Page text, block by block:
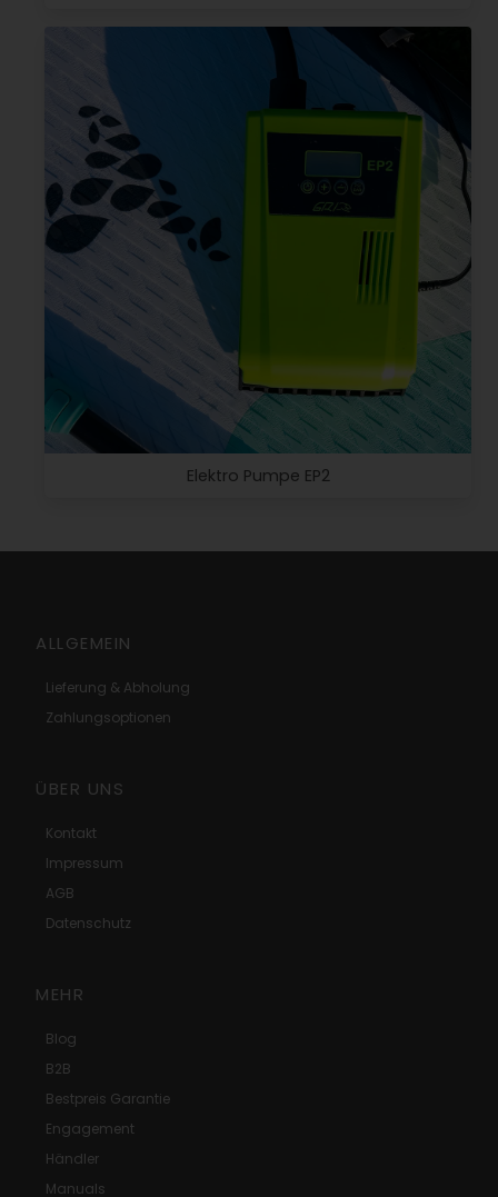
Elektro Pumpe EP2
ALLGEMEIN
Lieferung & Abholung
Zahlungsoptionen
ÜBER UNS
Kontakt
Impressum
AGB
Datenschutz
MEHR
Blog
B2B
Bestpreis Garantie
Engagement
Händler
Manuals